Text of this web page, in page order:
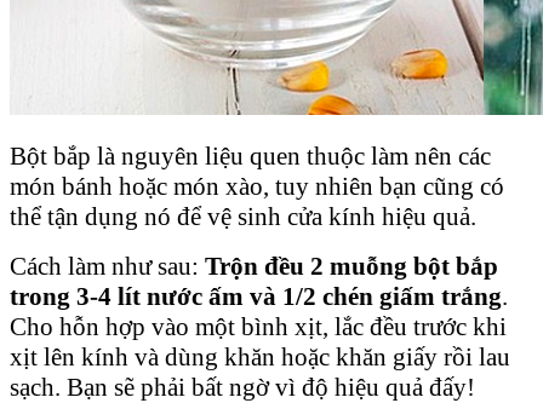
Bột bắp là nguyên liệu quen thuộc làm nên các
món bánh hoặc món xào, tuy nhiên bạn cũng có
thể tận dụng nó để vệ sinh cửa kính hiệu quả.
Cách làm như sau: Trộn đều 2 muỗng bột bắp
trong 3-4 lít nước ấm và 1/2 chén giấm trắng.
Cho hỗn hợp vào một bình xịt, lắc đều trước khi
xịt lên kính và dùng khăn hoặc khăn giấy rồi lau
sạch. Bạn sẽ phải bất ngờ vì độ hiệu quả đấy!